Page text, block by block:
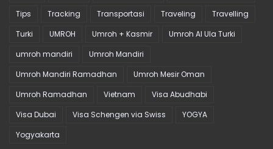
Tips
Tracking Transportasi Traveling
Travelling
Turki
UMROH Umroh + Kasmir
Umroh Al Ula Turki
umroh mandiri
Umroh Mandiri
Umroh Mandiri Ramadhan
Umroh Mesir Oman
Umroh Ramadhan
Vietnam
Visa Abudhabi
Visa Dubai
Visa Schengen via Swiss
YOGYA
Yogyakarta